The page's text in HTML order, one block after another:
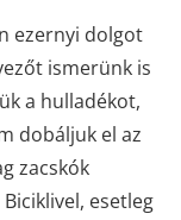
ezernyi dolgot
ismerünk is
a hulladékot,
dobáljuk el az
zacskók
esetleg